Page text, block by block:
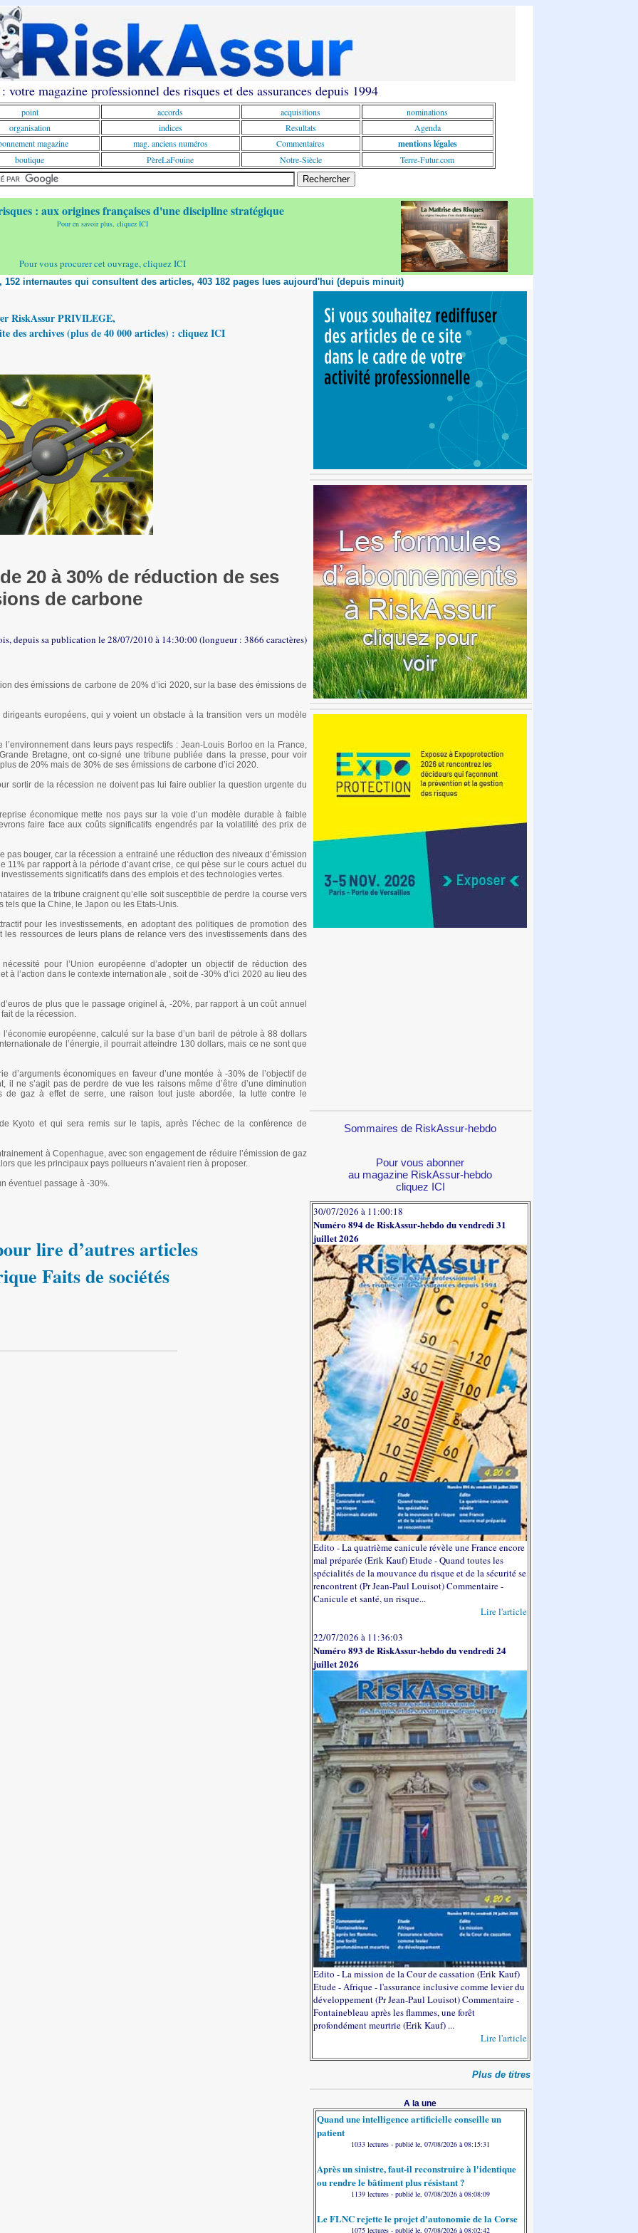
votre magazine professionnel des risques et des assurances depuis 1994
point accords acquisitions
nominations
organisation indices Resultats
Agenda
magazine mag. anciens numéros Commentaires mentions légales
boutique PèreLaFouine Notre-Siècle Terre-Futur.com
: aux origines françaises d'une discipline stratégique
Pour en savoir plus, cliquez ICI
Pour vous procurer cet ouvrage, cliquez ICI
152 internautes qui consultent des articles, 403 182 pages lues aujourd'hui (depuis minuit)
RiskAssur PRIVILEGE,
des archives (plus de 40 000 articles) : cliquez ICI
20 à 30% de réduction de ses
de carbone
depuis sa publication le 28/07/2010 à 14:30:00 (longueur : 3866 caractères)
des émissions de carbone de 20% d’ici 2020, sur la base des émissions de
européens, qui y voient un obstacle à la transition vers un modèle
dans leurs pays respectifs : Jean-Louis Borloo en la France,
Bretagne, ont co-signé une tribune publiée dans la presse, pour voir
de 20% mais de 30% de ses émissions de carbone d’ici 2020.
sortir de la récession ne doivent pas lui faire oublier la question urgente du
économique mette nos pays sur la voie d’un modèle durable à faible
faire face aux coûts significatifs engendrés par la volatilité des prix de
pas bouger, car la récession a entrainé une réduction des niveaux d’émission
11% par rapport à la période d’avant crise, ce qui pèse sur le cours actuel du
significatifs dans des emplois et des technologies vertes.
de la tribune craignent qu’elle soit susceptible de perdre la course vers
que la Chine, le Japon ou les Etats-Unis.
pour les investissements, en adoptant des politiques de promotion des
ressources de leurs plans de relance vers des investissements dans des
pour l’Union européenne d’adopter un objectif de réduction des
à l’action dans le contexte internationale , soit de -30% d’ici 2020 au lieu des
de plus que le passage originel à, -20%, par rapport à un coût annuel
de la récession.
l’économie européenne, calculé sur la base d’un baril de pétrole à 88 dollars
de l’énergie, il pourrait atteindre 130 dollars, mais ce ne sont que
d’arguments économiques en faveur d’une montée à -30% de l’objectif de
il ne s’agit pas de perdre de vue les raisons même d’être d’une diminution
de gaz à effet de serre, une raison tout juste abordée, la lutte contre le
Kyoto et qui sera remis sur le tapis, après l’échec de la conférence de
à Copenhague, avec son engagement de réduire l’émission de gaz
que les principaux pays pollueurs n’avaient rien à proposer.
éventuel passage à -30%.
lire d’autres articles
Faits de sociétés
Sommaires de RiskAssur-hebdo
Pour vous abonner
au magazine RiskAssur-hebdo
cliquez ICI
30/07/2026 à 11:00:18
Numéro 894 de RiskAssur-hebdo du vendredi 31
juillet 2026
Edito - La quatrième canicule révèle une France encore
mal préparée (Erik Kauf) Etude - Quand toutes les
spécialités de la mouvance du risque et de la sécurité se
rencontrent (Pr Jean-Paul Louisot) Commentaire -
Canicule et santé, un risque...
Lire l'article
22/07/2026 à 11:36:03
Numéro 893 de RiskAssur-hebdo du vendredi 24
juillet 2026
Edito - La mission de la Cour de cassation (Erik Kauf)
Etude - Afrique - l'assurance inclusive comme levier du
développement (Pr Jean-Paul Louisot) Commentaire -
Fontainebleau après les flammes, une forêt
profondément meurtrie (Erik Kauf) ...
Lire l'article
Plus de titres
A la une
Quand une intelligence artificielle conseille un
patient
1033 lectures - publié le, 07/08/2026 à 08:15:31
Après un sinistre, faut-il reconstruire à l'identique
ou rendre le bâtiment plus résistant ?
1139 lectures - publié le, 07/08/2026 à 08:08:09
Le FLNC rejette le projet d'autonomie de la Corse
1075 lectures - publié le, 07/08/2026 à 08:02:42